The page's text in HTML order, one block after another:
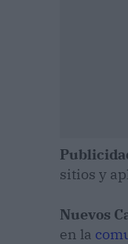
sitios y
Nuevos
en la